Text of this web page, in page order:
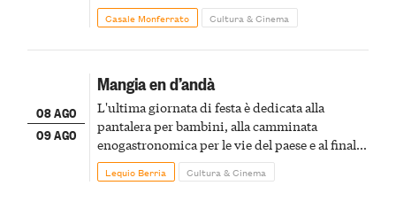
Casale Monferrato Cultura & Cinema
08 AGO
09 AGO
Mangia en d’andà
L'ultima giornata di festa è dedicata alla
pantalera per bambini, alla camminata
enogastronomica per le vie del paese e al finale
pirotecnico
Lequio Berria Cultura & Cinema